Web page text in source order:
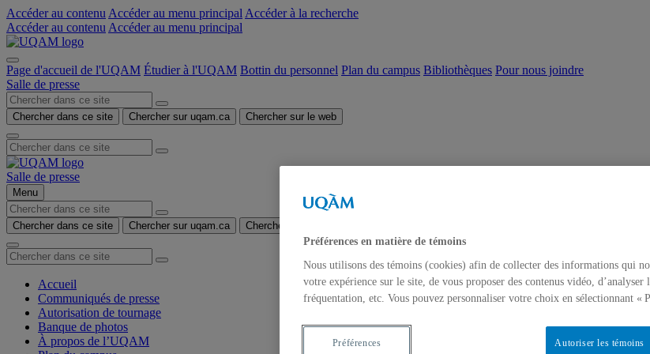
Accéder au contenu Accéder au menu principal Accéder à la recherche
Accéder au contenu Accéder au menu principal
Page d'accueil de l'UQAM Étudier à l'UQAM Bottin du personnel Plan du campus Bibliothèques Pour nous joindre
Salle de presse
Chercher dans ce site Chercher sur uqam.ca Chercher sur le web
Salle de presse
Menu
Chercher dans ce site Chercher sur uqam.ca Chercher sur le web
Accueil
Communiqués de presse
Autorisation de tournage
Banque de photos
À propos de l’UQAM
Préférences en matière de témoins
Nous utilisons des témoins (cookies) afin de collecter des informations qui
votre expérience sur le site, de vous proposer des contenus vidéo, d’analyser
fréquentation, etc. Vous pouvez personnaliser votre choix en sélectionnant «
Autoriser les témoins
Préférences